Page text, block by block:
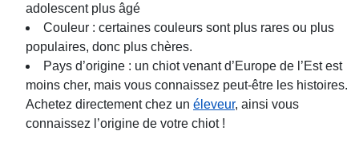
adolescent plus âgé
Couleur : certaines couleurs sont plus rares ou plus
populaires, donc plus chères.
Pays d’origine : un chiot venant d’Europe de l’Est est
moins cher, mais vous connaissez peut-être les histoires.
Achetez directement chez un éleveur, ainsi vous
connaissez l’origine de votre chiot !